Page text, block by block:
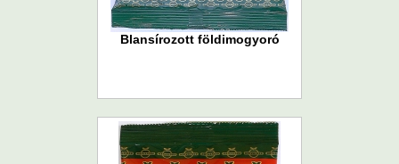
Blansírozott földimogyoró